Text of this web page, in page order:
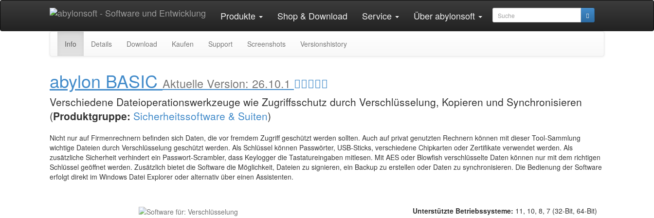
Produkte Shop & Download Service Über abylonsoft
Info Details Download Kaufen Support Screenshots Versionshistory
abylon BASIC Aktuelle Version: 26.10.1
Verschiedene Dateioperationswerkzeuge wie Zugriffsschutz durch Verschlüsselung, Kopieren und Synchronisieren
(Produktgruppe: Sicherheitssoftware & Suiten)
Nicht nur auf Firmenrechnern befinden sich Daten, die vor fremdem Zugriff geschützt werden sollten. Auch auf privat genutzten Rechnern können mit dieser Tool-Sammlung
wichtige Dateien durch Verschlüsselung geschützt werden. Als Schlüssel können Passwörter, USB-Sticks, verschiedene Chipkarten oder Zertifikate verwendet werden. Als
zusätzliche Sicherheit verhindert ein Passwort-Scrambler, dass Keylogger die Tastatureingaben mitlesen. Mit AES oder Blowfish verschlüsselte Daten können nur mit dem richtigen
Schlüssel geöffnet werden. Zusätzlich bietet die Software die Möglichkeit, Dateien zu signieren, ein Backup zu erstellen oder Daten zu synchronisieren. Die Bedienung der Software
erfolgt direkt im Windows Datei Explorer oder alternativ über einen Assistenten.
Unterstützte Betriebssysteme: 11, 10, 8, 7 (32-Bit, 64-Bit)